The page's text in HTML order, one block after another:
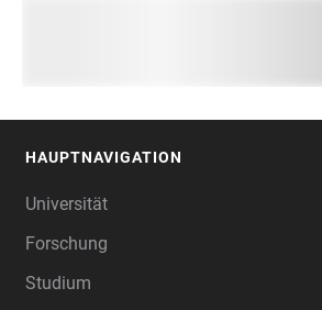
HAUPTNAVIGATION
Universität
Forschung
Studium